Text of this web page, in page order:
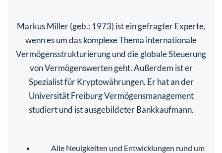
Markus Miller (geb.: 1973) ist ein gefragter Experte,
wenn es um das komplexe Thema internationale
Vermögensstrukturierung und die globale Steuerung
von Vermögenswerten geht. Außerdem ist er
Spezialist für Kryptowährungen. Er hat an der
Universität Freiburg Vermögensmanagement
studiert und ist ausgebildeter Bankkaufmann.
Alle Neuigkeiten und Entwicklungen rund um